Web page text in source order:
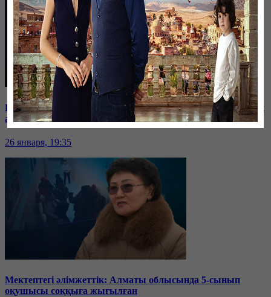
Баспанасын ала алмай жүрген бір топ шымкенттік әкімдік
алдына түнеуге келді
26 января, 19:35
Мектептегі әлімжеттік: Алматы облысында 5-сынып
оқушысы соққыға жығылған